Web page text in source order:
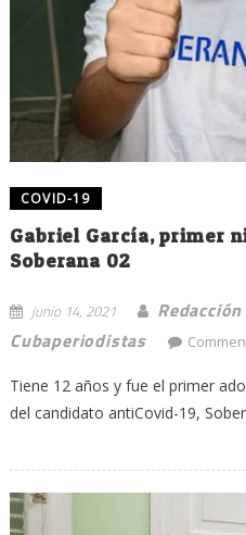
COVID-19
Gabriel García, primer
Soberana 02
junio 14, 2021
Redacción
Cubaperiodistas
Tiene 12 años y fue el primer
del candidato antiCovid-19,